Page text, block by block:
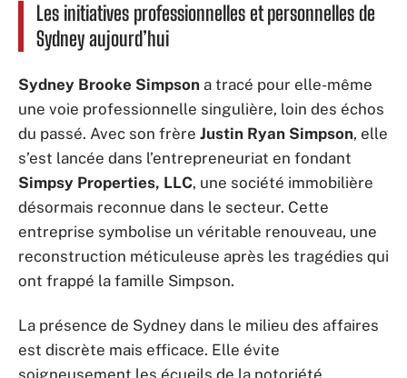
Les initiatives professionnelles et personnelles de
Sydney aujourd’hui
Sydney Brooke Simpson a tracé pour elle-même
une voie professionnelle singulière, loin des échos
du passé. Avec son frère Justin Ryan Simpson, elle
s’est lancée dans l’entrepreneuriat en fondant
Simpsy Properties, LLC, une société immobilière
désormais reconnue dans le secteur. Cette
entreprise symbolise un véritable renouveau, une
reconstruction méticuleuse après les tragédies qui
ont frappé la famille Simpson.
La présence de Sydney dans le milieu des affaires
est discrète mais efficace. Elle évite